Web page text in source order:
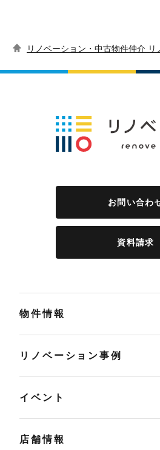
リノベーション・中古物件仲介 リ
お問い合わ
資料請求
物件情報
リノベーション事例
イベント
店舗情報